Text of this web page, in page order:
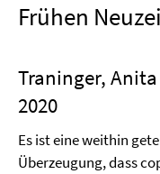
Frühen
Traninger, Anita
2020
Es ist eine weithin
Überzeugung, dass